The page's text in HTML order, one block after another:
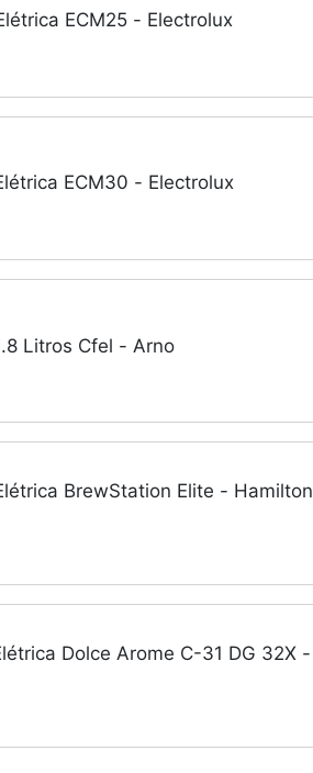
ECM25 - Electrolux
ECM30 - Electrolux
Litros Cfel - Arno
BrewStation Elite - Hamilton
Dolce Arome C-31 DG 32X -